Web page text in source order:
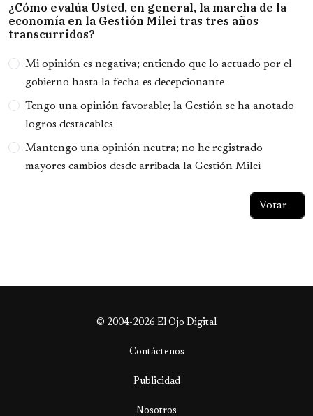
¿Cómo evalúa Usted, en general, la marcha de la
economía en la Gestión Milei tras tres años
transcurridos?
Opciones
Mi opinión es negativa; entiendo que lo actuado por el
gobierno hasta la fecha es decepcionante
Tengo una opinión favorable; la Gestión se ha anotado
logros destacables
Mantengo una opinión neutra; no he registrado
mayores cambios desde arribada la Gestión Milei
© 2004-2026 El Ojo Digital
Contáctenos
Publicidad
Nosotros